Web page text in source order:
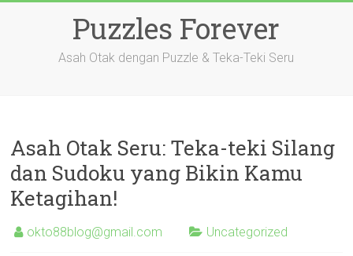
Puzzles Forever
Asah Otak dengan Puzzle & Teka-Teki Seru
Asah Otak Seru: Teka-teki Silang
dan Sudoku yang Bikin Kamu
Ketagihan!
okto88blog@gmail.com Uncategorized